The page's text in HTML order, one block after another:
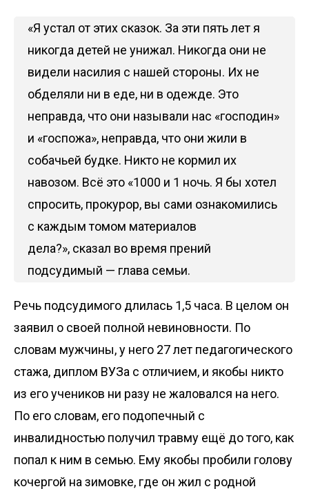
«Я устал от этих сказок. За эти пять лет я
никогда детей не унижал. Никогда они не
видели насилия с нашей стороны. Их не
обделяли ни в еде, ни в одежде. Это
неправда, что они называли нас «господин»
и «госпожа», неправда, что они жили в
собачьей будке. Никто не кормил их
навозом. Всё это «1000 и 1 ночь. Я бы хотел
спросить, прокурор, вы сами ознакомились
с каждым томом материалов
дела?», сказал во время прений
подсудимый — глава семьи.
Речь подсудимого длилась 1,5 часа. В целом он
заявил о своей полной невиновности. По
словам мужчины, у него 27 лет педагогического
стажа, диплом ВУЗа с отличием, и якобы никто
из его учеников ни разу не жаловался на него.
По его словам, его подопечный с
инвалидностью получил травму ещё до того, как
попал к ним в семью. Ему якобы пробили голову
кочергой на зимовке, где он жил с родной